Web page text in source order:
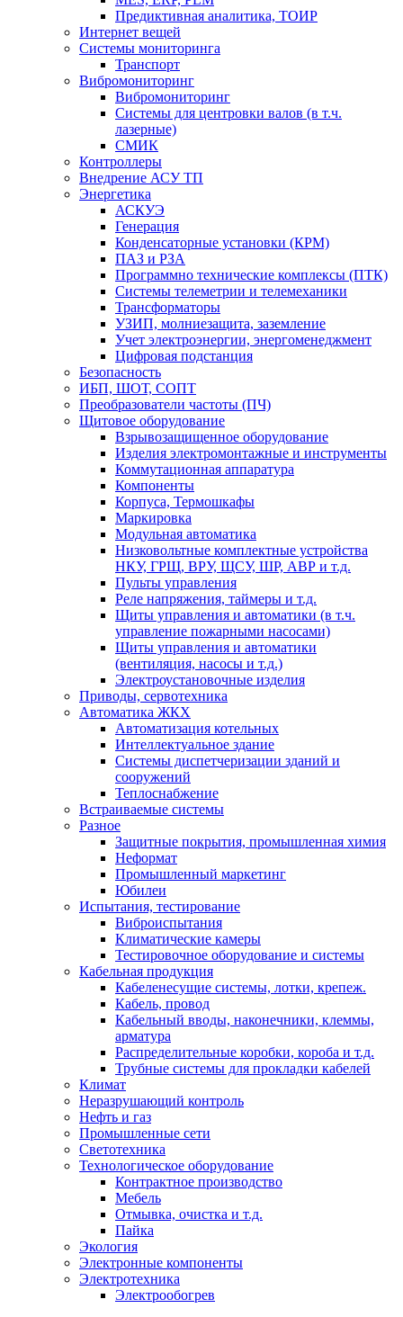
Предиктивная аналитика, ТОИР
Интернет вещей
Системы мониторинга
Транспорт
Вибромониторинг
Вибромониторинг
Системы для центровки валов (в т.ч.
лазерные)
СМИК
Контроллеры
Внедрение АСУ ТП
Энергетика
АСКУЭ
Генерация
Конденсаторные установки (КРМ)
ПАЗ и РЗА
Программно технические комплексы (ПТК)
Системы телеметрии и телемеханики
Трансформаторы
УЗИП, молниезащита, заземление
Учет электроэнергии, энергоменеджмент
Цифровая подстанция
Безопасность
ИБП, ШОТ, СОПТ
Преобразователи частоты (ПЧ)
Щитовое оборудование
Взрывозащищенное оборудование
Изделия электромонтажные и инструменты
Коммутационная аппаратура
Компоненты
Корпуса, Термошкафы
Маркировка
Модульная автоматика
Низковольтные комплектные устройства
НКУ, ГРЩ, ВРУ, ЩСУ, ШР, АВР и т.д.
Пульты управления
Реле напряжения, таймеры и т.д.
Щиты управления и автоматики (в т.ч.
управление пожарными насосами)
Щиты управления и автоматики
(вентиляция, насосы и т.д.)
Электроустановочные изделия
Приводы, сервотехника
Автоматика ЖКХ
Автоматизация котельных
Интеллектуальное здание
Системы диспетчеризации зданий и
сооружений
Теплоснабжение
Встраиваемые системы
Разное
Защитные покрытия, промышленная химия
Неформат
Промышленный маркетинг
Юбилеи
Испытания, тестирование
Виброиспытания
Климатические камеры
Тестировочное оборудование и системы
Кабельная продукция
Кабеленесущие системы, лотки, крепеж.
Кабель, провод
Кабельный вводы, наконечники, клеммы,
арматура
Распределительные коробки, короба и т.д.
Трубные системы для прокладки кабелей
Климат
Неразрушающий контроль
Нефть и газ
Промышленные сети
Светотехника
Технологическое оборудование
Контрактное производство
Мебель
Отмывка, очистка и т.д.
Пайка
Экология
Электронные компоненты
Электротехника
Электрообогрев